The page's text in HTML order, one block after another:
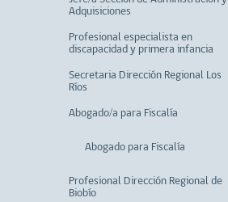
Adquisiciones
Profesional especialista en
discapacidad y primera infancia
Secretaria Dirección Regional Los
Ríos
Abogado/a para Fiscalía
Abogado para Fiscalía
Profesional Dirección Regional de
Biobío